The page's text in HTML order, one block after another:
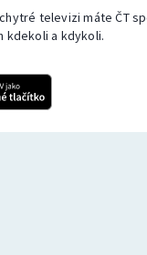
televizi máte ČT
kdekoli a kdykoli.